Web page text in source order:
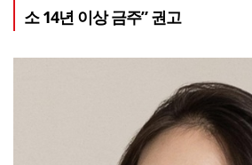
소 14년 이상 금주” 권고